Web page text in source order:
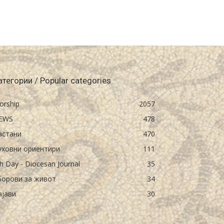
/ Popular categories
2057
478
470
ориентири
111
Day - Diocesan Journal
35
за живот
34
30